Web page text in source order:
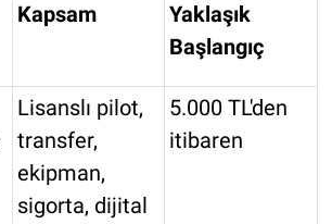
Kapsam
Yaklaşık
Başlangıç
Lisanslı pilot,
transfer,
ekipman,
sigorta, dijital
5.000 TL'den
itibaren